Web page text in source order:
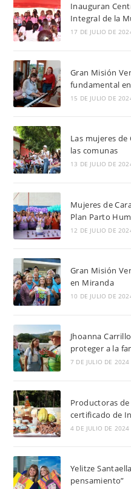
Inauguran
Integral de la
17 DE JULIO DE
Gran Misión
fundamental
15 DE JULIO DE
Las mujeres de
las comunas
13 DE JULIO DE
Mujeres de
Plan Parto
12 DE JULIO DE
Gran Misión
en Miranda
10 DE JULIO DE
Jhoanna
proteger a la
7 DE JULIO DE 2024
Productoras
certificado de
4 DE JULIO DE 2024
Yelitze
pensamiento”